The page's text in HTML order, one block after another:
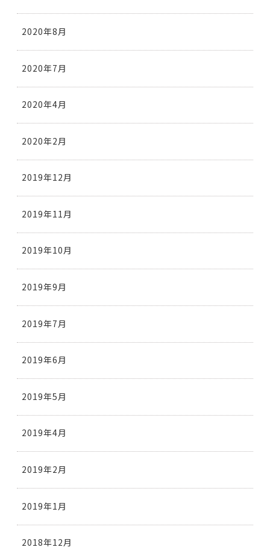
2020年8月
2020年7月
2020年4月
2020年2月
2019年12月
2019年11月
2019年10月
2019年9月
2019年7月
2019年6月
2019年5月
2019年4月
2019年2月
2019年1月
2018年12月